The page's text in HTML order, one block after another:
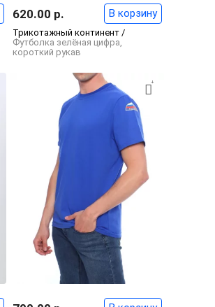
Трикотажный континент /
Футболка зелёная цифра,
короткий рукав
620.00 р. В корзину